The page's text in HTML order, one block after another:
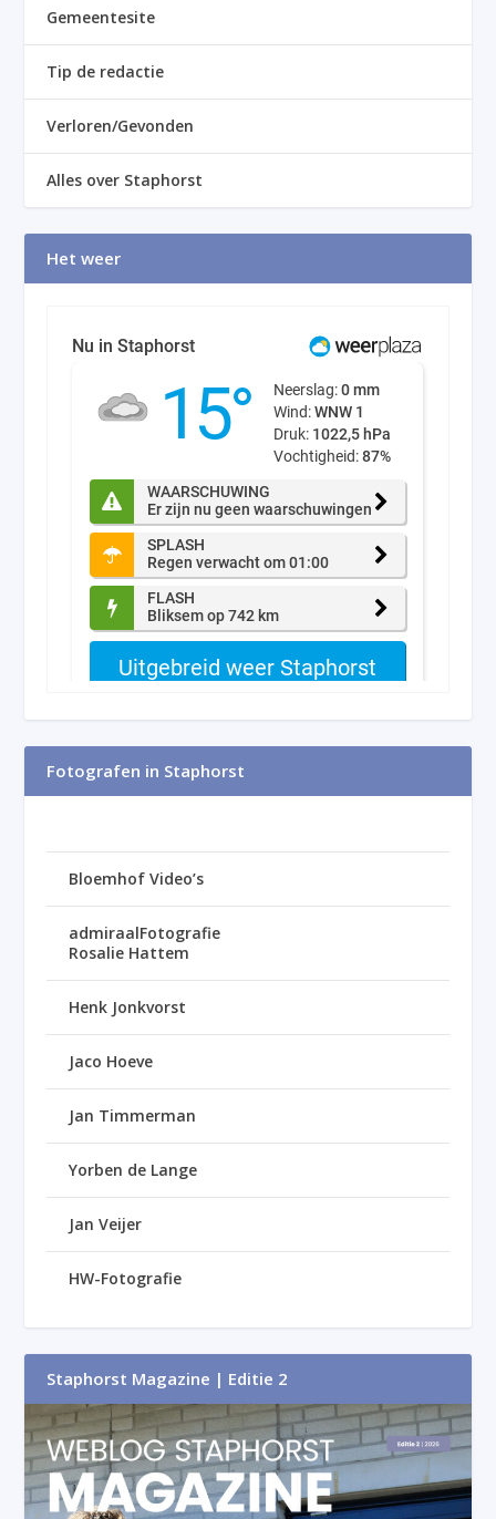
Gemeentesite
Tip de redactie
Verloren/Gevonden
Alles over Staphorst
Het weer
Fotografen in Staphorst
Bloemhof Video’s
admiraalFotografie
Rosalie Hattem
Henk Jonkvorst
Jaco Hoeve
Jan Timmerman
Yorben de Lange
Jan Veijer
HW-Fotografie
Staphorst Magazine | Editie 2